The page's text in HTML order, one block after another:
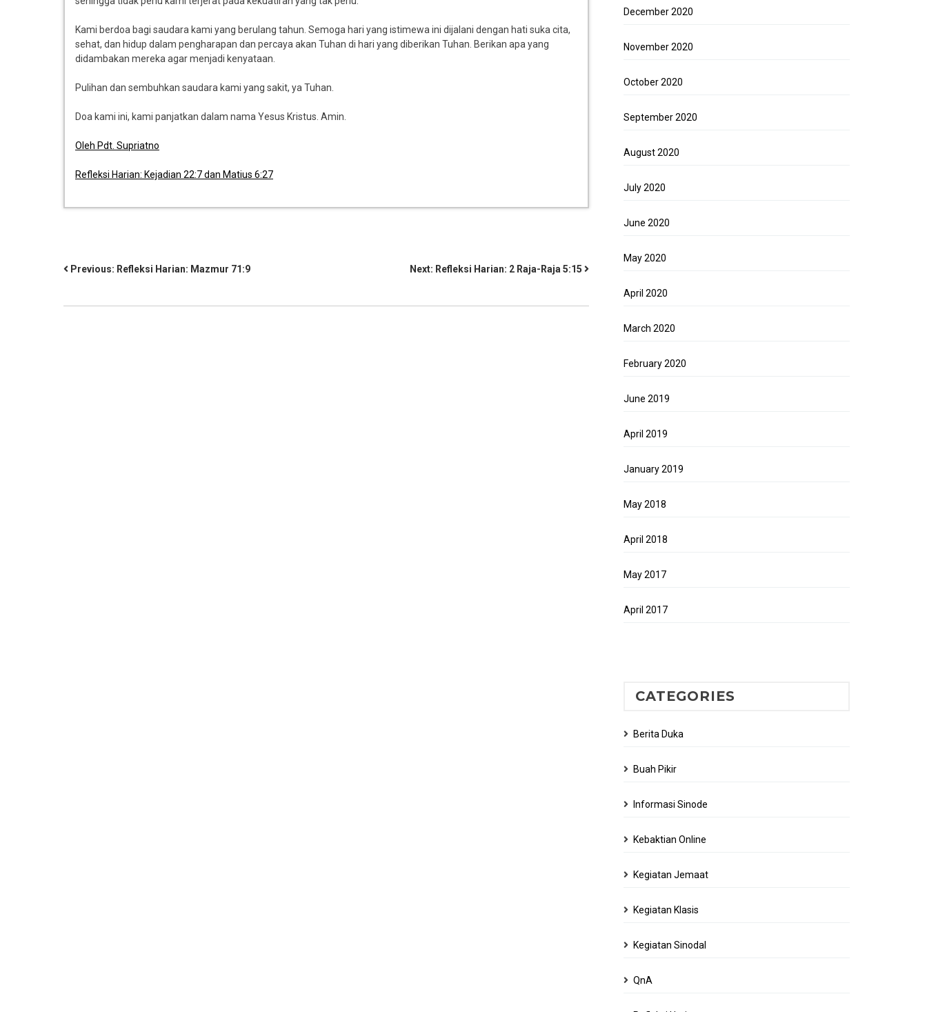
Kami berdoa bagi saudara kami yang berulang tahun. Semoga hari yang istimewa ini dijalani dengan hati suka cita,
sehat, dan hidup dalam pengharapan dan percaya akan Tuhan di hari yang diberikan Tuhan. Berikan apa yang
didambakan mereka agar menjadi kenyataan.
Pulihan dan sembuhkan saudara kami yang sakit, ya Tuhan.
Doa kami ini, kami panjatkan dalam nama Yesus Kristus. Amin.
Oleh Pdt. Supriatno
Refleksi Harian: Kejadian 22:7 dan Matius 6:27
Previous: Refleksi Harian: Mazmur 71:9 Next: Refleksi Harian: 2 Raja-Raja 5:15
December 2020
November 2020
October 2020
September 2020
August 2020
July 2020
June 2020
May 2020
April 2020
March 2020
February 2020
June 2019
April 2019
January 2019
May 2018
April 2018
May 2017
April 2017
CATEGORIES
Berita Duka
Buah Pikir
Informasi Sinode
Kebaktian Online
Kegiatan Jemaat
Kegiatan Klasis
Kegiatan Sinodal
QnA